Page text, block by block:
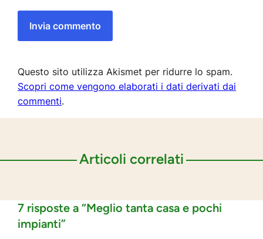
Questo sito utilizza Akismet per ridurre lo spam.
Scopri come vengono elaborati i dati derivati dai
commenti.
Articoli correlati
7 risposte a “Meglio tanta casa e pochi
impianti”